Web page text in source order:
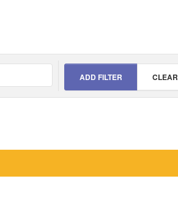
ADD FILTER CLEAR